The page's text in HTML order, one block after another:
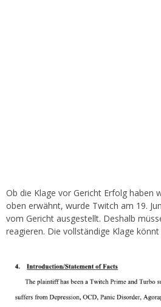
Ob die Klage vor Gericht Erfolg haben
oben erwähnt, wurde Twitch am 19.
vom Gericht ausgestellt. Deshalb
reagieren. Die vollständige Klage